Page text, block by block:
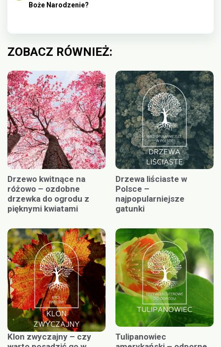
Boże Narodzenie?
ZOBACZ RÓWNIEŻ:
Drzewo kwitnące na
różowo – ozdobne
drzewka do ogrodu z
pięknymi kwiatami
Drzewa liściaste w
Polsce –
najpopularniejsze
gatunki
Klon zwyczajny – czy
Tulipanowiec